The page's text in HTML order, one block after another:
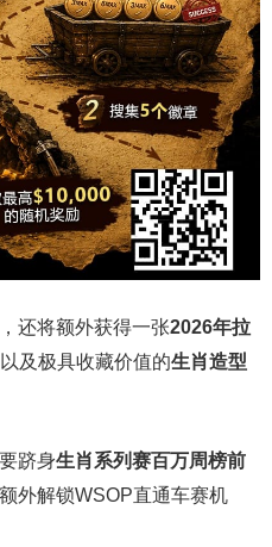
还将额外获得一张2026年拉
以及极具收藏价值的生肖造型
跻身生肖系列赛百万周榜前
外解锁WSOP直通车赛机